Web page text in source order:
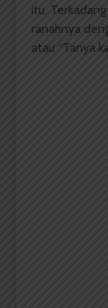
itu.
ranahnya
atau “Tanya